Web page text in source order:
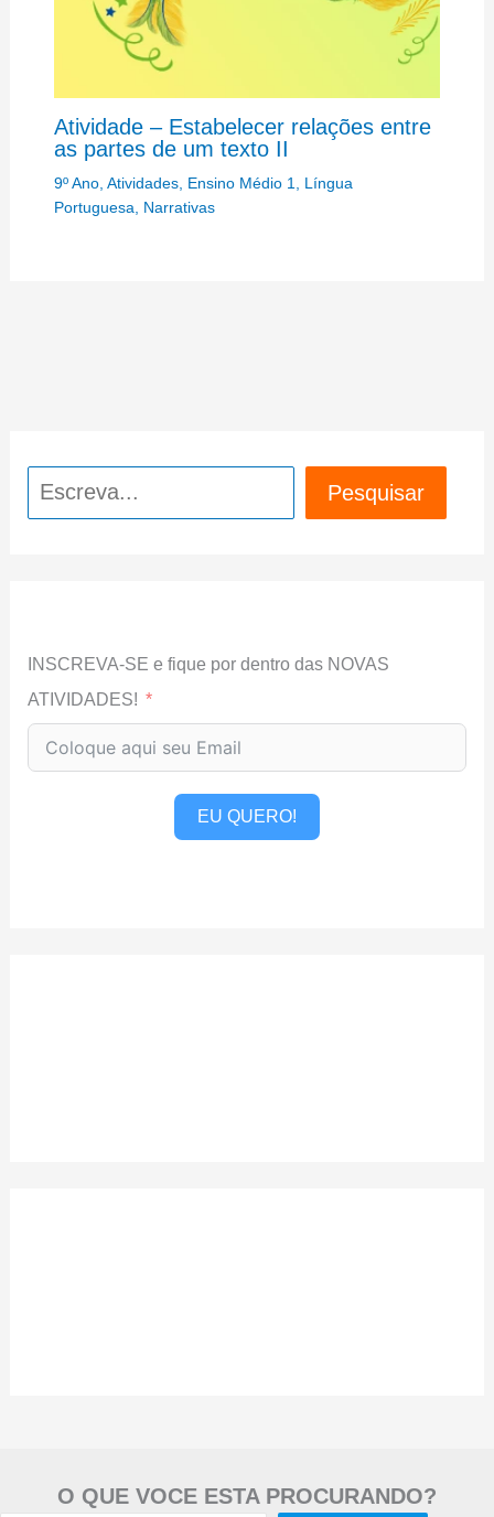
Atividade – Estabelecer relações entre
as partes de um texto II
9º Ano, Atividades, Ensino Médio 1
Língua
Portuguesa
Narrativas
Pesquisar Pesquisar
INSCREVA-SE e fique por dentro das NOVAS
ATIVIDADES!
EU QUERO!
O QUE VOCE ESTA PROCURANDO?